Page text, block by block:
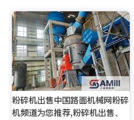
粉碎机出售中国路面机械网粉碎
机频道为您推荐,粉碎机出售、